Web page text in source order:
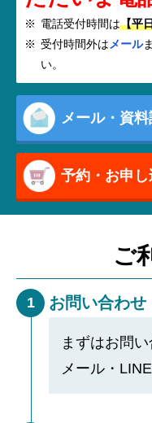
電話受付時間は【平
受付時間外は メール
い。
メール・資
予約・お申
ご
1 お問い合わせ
まずはお問
メール・